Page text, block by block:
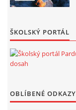
ŠKOLSKÝ PORTÁL
OBLÍBENÉ ODKAZY